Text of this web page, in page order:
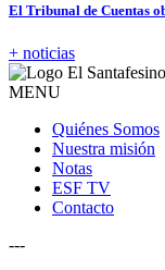
El Tribunal de Cuentas
+ noticias
MENU
Quiénes Somos
Nuestra misión
Notas
ESF TV
Contacto
---